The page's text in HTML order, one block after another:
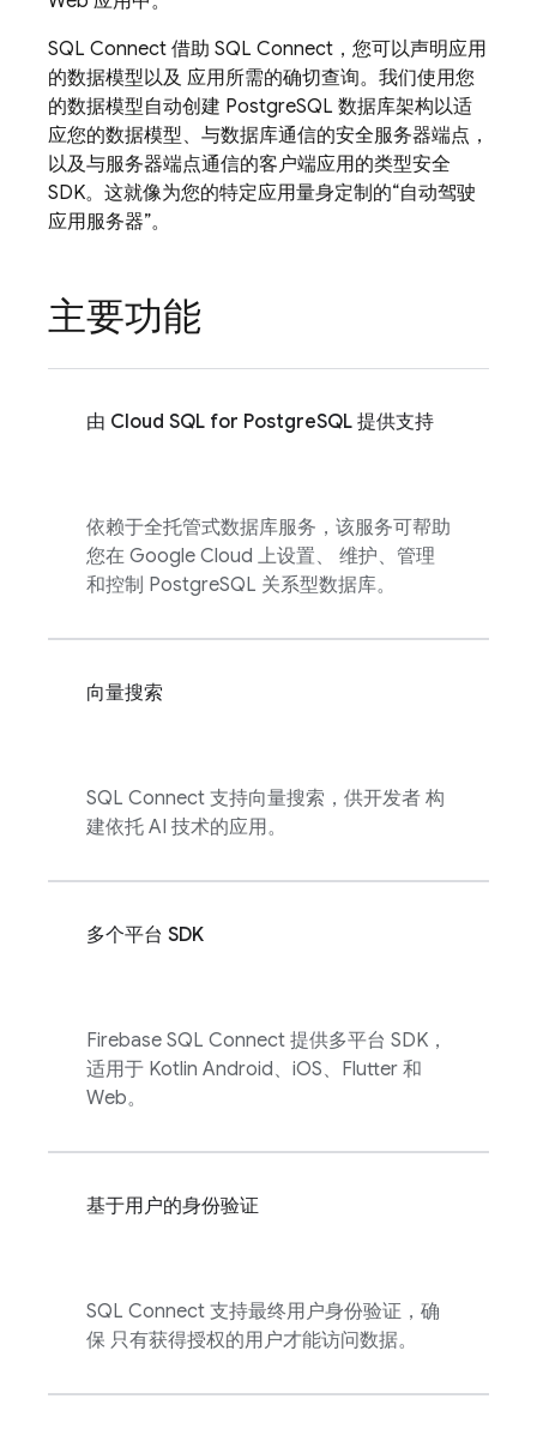
SQL Connect 借助 SQL Connect，您可以声明应用
的数据模型以及 应用所需的确切查询。我们使用您
的数据模型自动创建 PostgreSQL 数据库架构以适
应您的数据模型、与数据库通信的安全服务器端点，
以及与服务器端点通信的客户端应用的类型安全
SDK。这就像为您的特定应用量身定制的“自动驾驶
应用服务器”。
主要功能
由 Cloud SQL for PostgreSQL 提供支持
依赖于全托管式数据库服务，该服务可帮助
您在 Google Cloud 上设置、 维护、管理
和控制 PostgreSQL 关系型数据库。
向量搜索
SQL Connect 支持向量搜索，供开发者 构
建依托 AI 技术的应用。
多个平台 SDK
Firebase SQL Connect 提供多平台 SDK，
适用于 Kotlin Android、iOS、Flutter 和
Web。
基于用户的身份验证
SQL Connect 支持最终用户身份验证，确
保 只有获得授权的用户才能访问数据。